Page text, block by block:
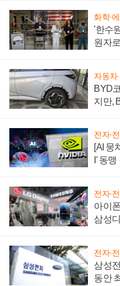
화학·
'한수
원자
자동차
BYD
지만,
전자·
[AI 뭉
I' 동
전자·
아이
삼성
전자·
삼성
동안